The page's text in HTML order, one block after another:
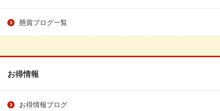
懸賞ブログ一覧
お得情報
お得情報ブログ